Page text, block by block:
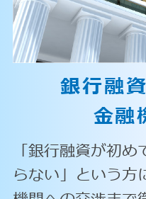
銀行融
金融
「銀行融資が初
らない」という方